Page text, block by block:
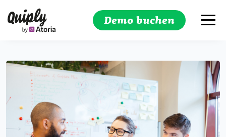
Demo buchen
Suchen